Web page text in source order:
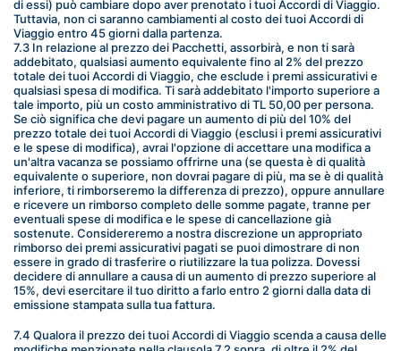
di essi) può cambiare dopo aver prenotato i tuoi Accordi di Viaggio.
Tuttavia, non ci saranno cambiamenti al costo dei tuoi Accordi di
Viaggio entro 45 giorni dalla partenza.
7.3 In relazione al prezzo dei Pacchetti, assorbirà, e non ti sarà
addebitato, qualsiasi aumento equivalente fino al 2% del prezzo
totale dei tuoi Accordi di Viaggio, che esclude i premi assicurativi e
qualsiasi spesa di modifica. Ti sarà addebitato l'importo superiore a
tale importo, più un costo amministrativo di TL 50,00 per persona.
Se ciò significa che devi pagare un aumento di più del 10% del
prezzo totale dei tuoi Accordi di Viaggio (esclusi i premi assicurativi
e le spese di modifica), avrai l'opzione di accettare una modifica a
un'altra vacanza se possiamo offrirne una (se questa è di qualità
equivalente o superiore, non dovrai pagare di più, ma se è di qualità
inferiore, ti rimborseremo la differenza di prezzo), oppure annullare
e ricevere un rimborso completo delle somme pagate, tranne per
eventuali spese di modifica e le spese di cancellazione già
sostenute. Considereremo a nostra discrezione un appropriato
rimborso dei premi assicurativi pagati se puoi dimostrare di non
essere in grado di trasferire o riutilizzare la tua polizza. Dovessi
decidere di annullare a causa di un aumento di prezzo superiore al
15%, devi esercitare il tuo diritto a farlo entro 2 giorni dalla data di
emissione stampata sulla tua fattura.
7.4 Qualora il prezzo dei tuoi Accordi di Viaggio scenda a causa delle